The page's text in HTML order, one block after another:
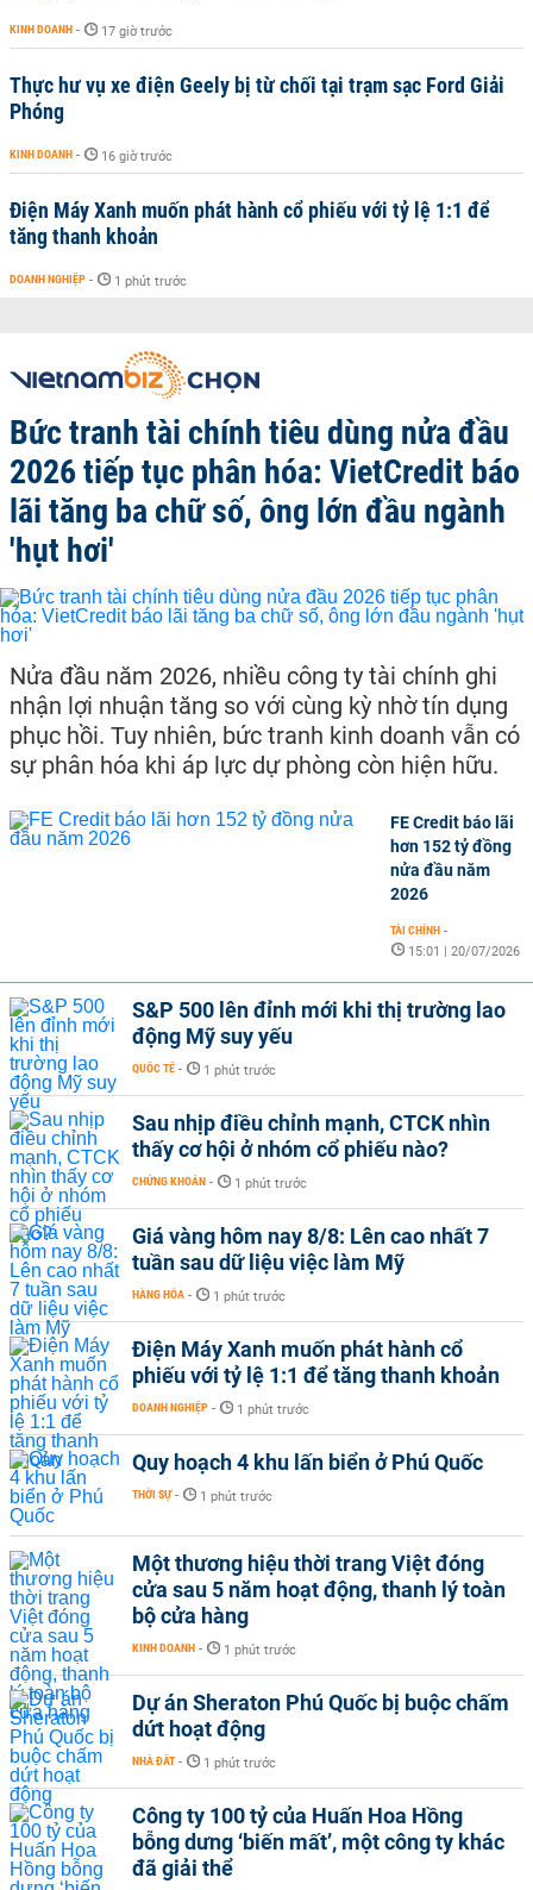
KINH DOANH - 17 giờ trước
Thực hư vụ xe điện Geely bị từ chối tại trạm sạc Ford Giải
Phóng
KINH DOANH - 16 giờ trước
Điện Máy Xanh muốn phát hành cổ phiếu với tỷ lệ 1:1 để
tăng thanh khoản
DOANH NGHIỆP - 1 phút trước
Bức tranh tài chính tiêu dùng nửa đầu
2026 tiếp tục phân hóa: VietCredit báo
lãi tăng ba chữ số, ông lớn đầu ngành
'hụt hơi'
Nửa đầu năm 2026, nhiều công ty tài chính ghi
nhận lợi nhuận tăng so với cùng kỳ nhờ tín dụng
phục hồi. Tuy nhiên, bức tranh kinh doanh vẫn có
sự phân hóa khi áp lực dự phòng còn hiện hữu.
FE Credit báo lãi
hơn 152 tỷ đồng
nửa đầu năm
2026
TÀI CHÍNH -
15:01 | 20/07/2026
S&P 500 lên đỉnh mới khi thị trường lao
động Mỹ suy yếu
QUỐC TẾ - 1 phút trước
Sau nhịp điều chỉnh mạnh, CTCK nhìn
thấy cơ hội ở nhóm cổ phiếu nào?
CHỨNG KHOÁN - 1 phút trước
Giá vàng hôm nay 8/8: Lên cao nhất 7
tuần sau dữ liệu việc làm Mỹ
HÀNG HÓA - 1 phút trước
Điện Máy Xanh muốn phát hành cổ
phiếu với tỷ lệ 1:1 để tăng thanh khoản
DOANH NGHIỆP - 1 phút trước
Quy hoạch 4 khu lấn biển ở Phú Quốc
THỜI SỰ - 1 phút trước
Một thương hiệu thời trang Việt đóng
cửa sau 5 năm hoạt động, thanh lý toàn
bộ cửa hàng
KINH DOANH - 1 phút trước
Dự án Sheraton Phú Quốc bị buộc chấm
dứt hoạt động
NHÀ ĐẤT - 1 phút trước
Công ty 100 tỷ của Huấn Hoa Hồng
bỗng dưng ‘biến mất’, một công ty khác
đã giải thể